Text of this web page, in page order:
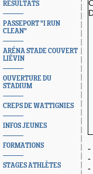
RÉSULTATS
PASSEPORT "I RUN
CLEAN"
ARÉNA STADE COUVERT
LIÉVIN
OUVERTURE DU
STADIUM
CREPS DE WATTIGNIES
INFOS JEUNES
FORMATIONS
STAGES ATHLÈTES
-
-
-